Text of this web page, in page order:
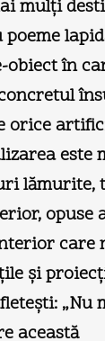
mulţi
obiect în
orice
este
lămurite,
opuse
care
şi
„Nu
această